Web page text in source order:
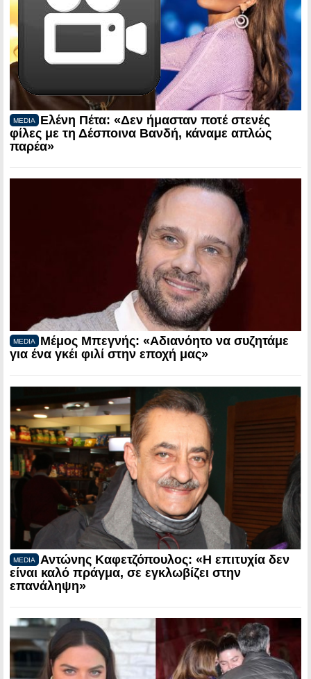
MEDIA
Ελένη Πέτα: «Δεν ήμασταν ποτέ στενές
φίλες με τη Δέσποινα Βανδή, κάναμε απλώς
παρέα»
MEDIA
Μέμος Μπεγνής: «Αδιανόητο να συζητάμε
για ένα γκέι φιλί στην εποχή μας»
MEDIA
Αντώνης Καφετζόπουλος: «Η επιτυχία δεν
είναι καλό πράγμα, σε εγκλωβίζει στην
επανάληψη»